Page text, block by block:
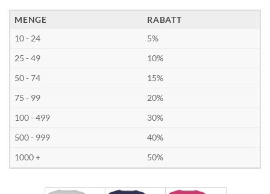
MENGE
RABATT
10 - 24
5%
25 - 49
10%
50 - 74
15%
75 - 99
20%
100 - 499
30%
500 - 999
40%
1000 +
50%